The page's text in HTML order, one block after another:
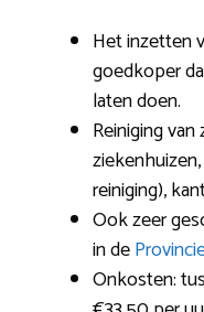
Het inzetten
goedkoper
laten doen.
Reiniging
reiniging),
Ook zeer
in de
Onkosten: